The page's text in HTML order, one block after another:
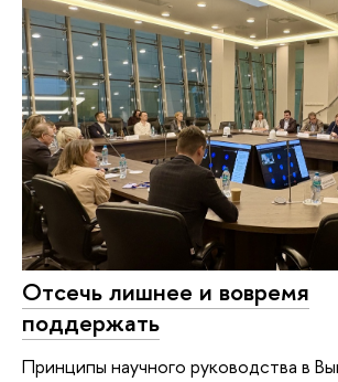
Отсечь лишнее и вовремя
поддержать
Принципы научного руководства в